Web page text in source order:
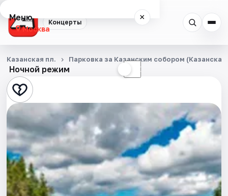
Концерты
Меню ×
Москва
Концерты
Города
Площадки
Артисты
Рейтинги
Ночной режим ☾
Казанская пл. Парковка за Казанским собором (Казанская